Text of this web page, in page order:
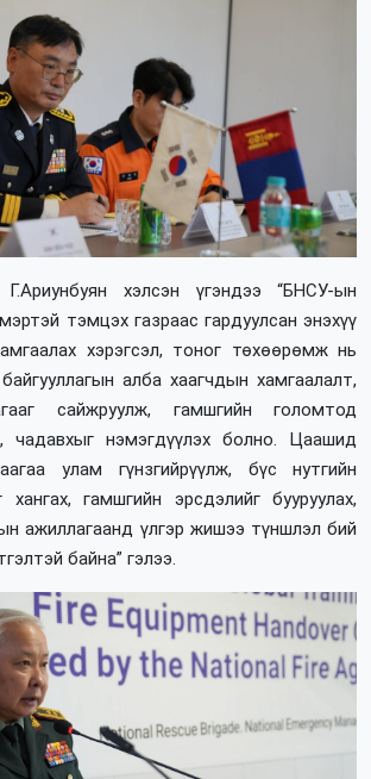
хэлсэн үгэндээ “БНСУ-ын
тэмцэх газраас гардуулсан энэхүү
хэрэгсэл, тоног төхөөрөмж нь
алба хаагчдын хамгаалалт,
сайжруулж, гамшгийн голомтод
чадавхыг нэмэгдүүлэх болно. Цаашид
улам гүнзгийрүүлж, бүс нутгийн
гамшгийн эрсдэлийг бууруулах,
ажиллагаанд үлгэр жишээ түншлэл бий
байна” гэлээ.